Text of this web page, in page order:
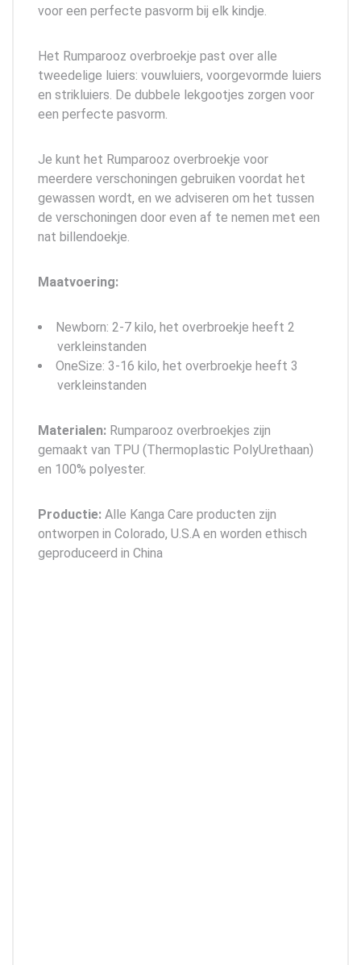
voor een perfecte pasvorm bij elk kindje.
Het Rumparooz overbroekje past over alle
tweedelige luiers: vouwluiers, voorgevormde luiers
en strikluiers. De dubbele lekgootjes zorgen voor
een perfecte pasvorm.
Je kunt het Rumparooz overbroekje voor
meerdere verschoningen gebruiken voordat het
gewassen wordt, en we adviseren om het tussen
de verschoningen door even af te nemen met een
nat billendoekje.
Maatvoering:
Newborn: 2-7 kilo, het overbroekje heeft 2
verkleinstanden
OneSize: 3-16 kilo, het overbroekje heeft 3
verkleinstanden
Materialen: Rumparooz overbroekjes zijn
gemaakt van TPU (Thermoplastic PolyUrethaan)
en 100% polyester.
Productie: Alle Kanga Care producten zijn
ontworpen in Colorado, U.S.A en worden ethisch
geproduceerd in China